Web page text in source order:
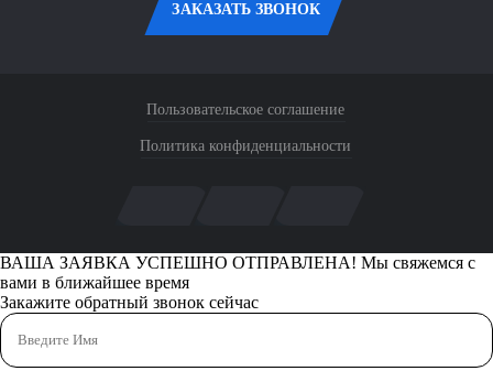
ЗАКАЗАТЬ ЗВОНОК
Пользовательское соглашение
Политика конфиденциальности
ВАША ЗАЯВКА УСПЕШНО ОТПРАВЛЕНА! Мы свяжемся с
вами в ближайшее время
Закажите обратный звонок сейчас